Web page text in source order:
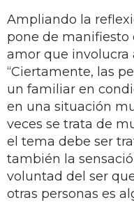
Ampliando la
pone de manifiesto
amor que involucra
“Ciertamente, las
un familiar en
en una situación
veces se trata de
el tema debe ser
también la
voluntad del ser
otras personas es